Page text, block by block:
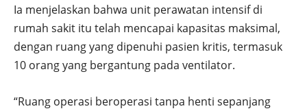
Ia menjelaskan bahwa unit perawatan intensif di
rumah sakit itu telah mencapai kapasitas maksimal,
dengan ruang yang dipenuhi pasien kritis, termasuk
10 orang yang bergantung pada ventilator.
“Ruang operasi beroperasi tanpa henti sepanjang